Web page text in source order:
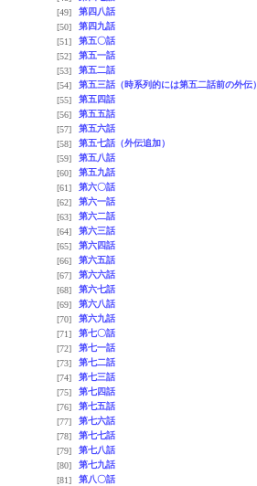
[49]
第四八話
[50]
第四九話
[51]
第五〇話
[52]
第五一話
[53]
第五二話
[54]
第五三話（時系列的には第五二話前の外伝）
[55]
第五四話
[56]
第五五話
[57]
第五六話
[58]
第五七話（外伝追加）
[59]
第五八話
[60]
第五九話
[61]
第六〇話
[62]
第六一話
[63]
第六二話
[64]
第六三話
[65]
第六四話
[66]
第六五話
[67]
第六六話
[68]
第六七話
[69]
第六八話
[70]
第六九話
[71]
第七〇話
[72]
第七一話
[73]
第七二話
[74]
第七三話
[75]
第七四話
[76]
第七五話
[77]
第七六話
[78]
第七七話
[79]
第七八話
[80]
第七九話
[81]
第八〇話